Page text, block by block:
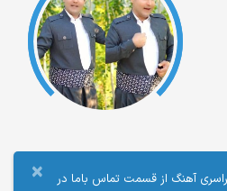
×
آهنگ از قسمت تماس باما در